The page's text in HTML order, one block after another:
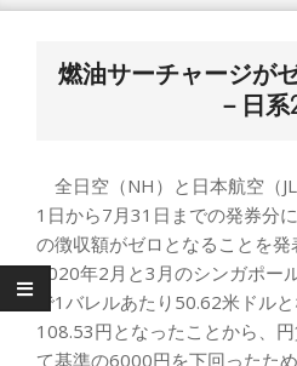
燃油サーチャージが
－日系
全日空（NH）と日本航空（
1日から7月31日までの発券分
の徴収額がゼロとなることを
2020年2月と3月のシンガポー
で1バレルあたり50.62米ドル
108.53円となったことから、
て基準の6000円を下回ったため